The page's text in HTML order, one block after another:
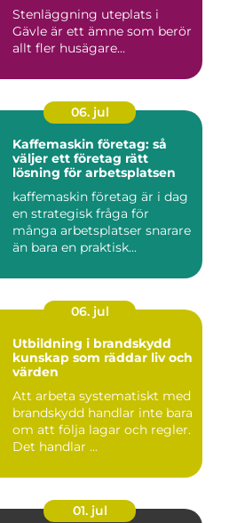
Stenläggning uteplats i
Gävle är ett ämne som berör
allt fler husägare...
06. jul
Kaffemaskin företag: så
väljer ett företag rätt
lösning för arbetsplatsen
kaffemaskin företag är i dag
en strategisk fråga för
många arbetsplatser snarare
än bara en praktisk...
06. jul
Utbildning i brandskydd
kunskap som räddar liv och
värden
Att arbeta systematiskt med
brandskydd handlar inte bara
om att följa lagar och regler.
Det handlar ...
01. jul